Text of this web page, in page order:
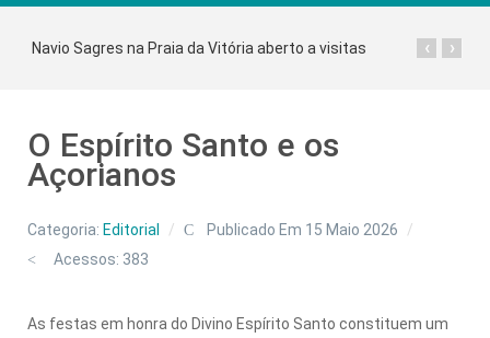
Navio Sagres na Praia da Vitória aberto a visitas ›
‹
O Espírito Santo e os
Açorianos
Categoria: Editorial
Publicado Em 15 Maio 2026
Acessos: 383
As festas em honra do Divino Espírito Santo constituem um